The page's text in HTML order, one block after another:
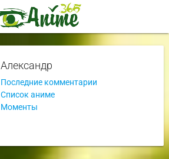
Александр
Последние комментарии
Список аниме
Моменты